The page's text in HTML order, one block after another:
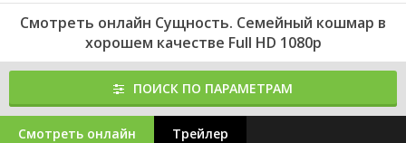
Смотреть онлайн Сущность. Семейный кошмар в
хорошем качестве Full HD 1080p
ПОИСК ПО ПАРАМЕТРАМ
Смотреть онлайн Трейлер